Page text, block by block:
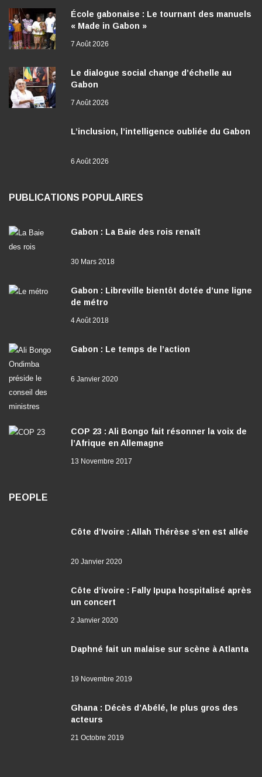
École gabonaise : Le tournant des manuels
« Made in Gabon »
7 Août 2026
Le dialogue social change d’échelle au
Gabon
7 Août 2026
L’inclusion, l’intelligence oubliée du Gabon
6 Août 2026
PUBLICATIONS POPULAIRES
Gabon : La Baie des rois renaît
30 Mars 2018
Gabon : Libreville bientôt dotée d’une ligne
de métro
4 Août 2018
Gabon : Le temps de l’action
6 Janvier 2020
COP 23 : Ali Bongo fait résonner la voix de
l’Afrique en Allemagne
13 Novembre 2017
PEOPLE
Côte d’Ivoire : Allah Thérèse s’en est allée
20 Janvier 2020
Côte d’ivoire : Fally Ipupa hospitalisé après
un concert
2 Janvier 2020
Daphné fait un malaise sur scène à Atlanta
19 Novembre 2019
Ghana : Décès d’Abélé, le plus gros des
acteurs
21 Octobre 2019